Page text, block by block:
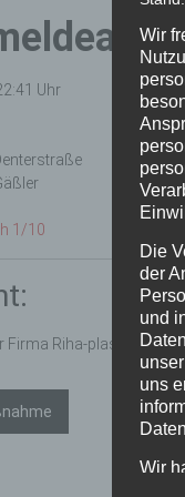
Uhr
1/10
Firma Riha-plastic
Wir
Die
der
und
uns
Wir